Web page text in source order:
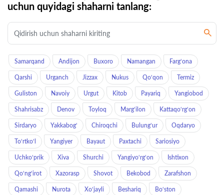
uchun quyidagi shaharni tanlang:
Samarqand Andijon Buxoro Namangan Farg‘ona
Qarshi Urganch Jizzax Nukus Qo‘qon Termiz
Guliston Navoiy Urgut Kitob Payariq Yangiobod
Shahrisabz Denov Toyloq Marg‘ilon Kattaqo‘rg‘on
Sirdaryo Yakkabog‘ Chiroqchi Bulung‘ur Oqdaryo
To‘rtko‘l Yangiyer Bayaut Paxtachi Sariosiyo
Uchkoʻprik Xiva Shurchi Yangiyo‘rg‘on Ishtixon
Qo‘ng‘irot Xazorasp Shovot Bekobod Zarafshon
Qamashi Nurota Xo‘jayli Beshariq Bo‘ston